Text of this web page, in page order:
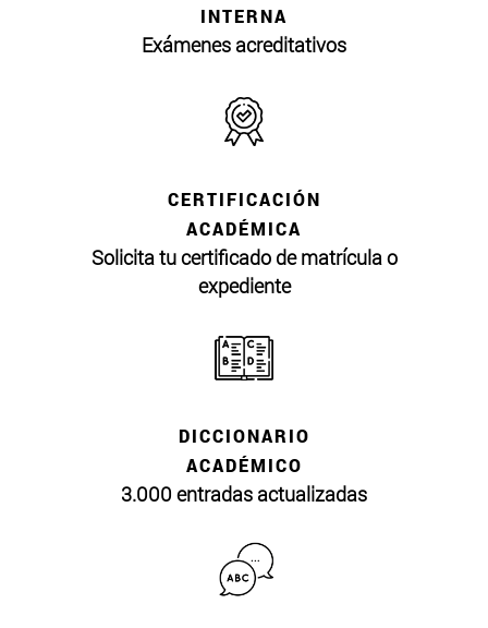
INTERNA
Exámenes acreditativos
CERTIFICACIÓN
ACADÉMICA
Solicita tu certificado de matrícula o
expediente
DICCIONARIO
ACADÉMICO
3.000 entradas actualizadas